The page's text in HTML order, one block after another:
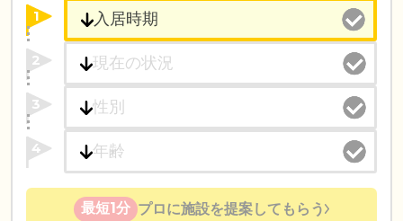
1
2
3
4
最短1分 プロに施設を提案してもらう